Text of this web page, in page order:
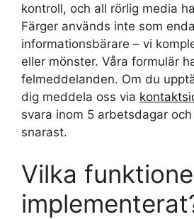
kontroll, och all rörlig media
Färger används inte som enda
informationsbärare – vi
eller mönster. Våra formulär
felmeddelanden. Om du
dig meddela oss via
svara inom 5 arbetsdagar
snarast.
Vilka